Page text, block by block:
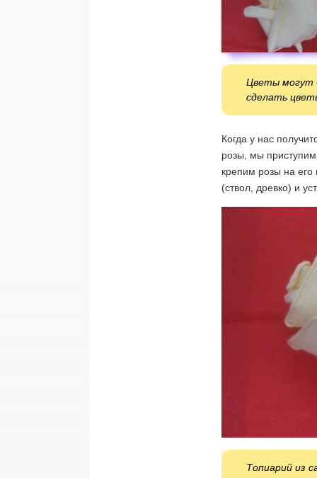
Цветы могут
сделать
Когда у нас
розы, мы
крепим розы на
(ствол, древко) и
Топиарий из